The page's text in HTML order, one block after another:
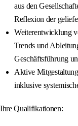
aus den
Reflexion der
Weiterentwicklung
Trends und
Geschäftsführung
Aktive
inklusive
Ihre Qualifikationen: